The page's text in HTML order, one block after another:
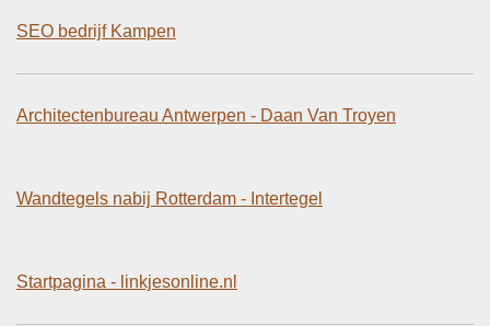
SEO bedrijf Kampen
Architectenbureau Antwerpen - Daan Van Troyen
Wandtegels nabij Rotterdam - Intertegel
Startpagina - linkjesonline.nl